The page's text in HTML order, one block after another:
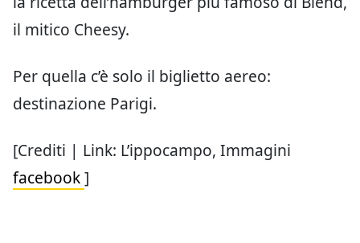
il mitico Cheesy.
Per quella c’è solo il biglietto aereo:
destinazione Parigi.
[Crediti | Link: L’ippocampo, Immagini
facebook]